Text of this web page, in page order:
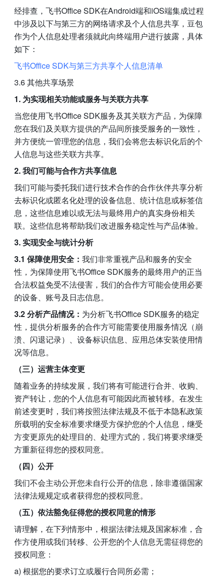
经排查，飞书Office SDK在Android端和iOS端集成过程
中涉及以下与第三方的网络请求及个人信息共享，豆包
作为个人信息处理者须就此向终端用户进行披露，具体
如下：
飞书Office SDK与第三方共享个人信息清单
3.6 其他共享场景
1. 为实现相关功能或服务与关联方共享
当您使用飞书Office SDK服务及其关联方产品，为保障
您在我们及关联方提供的产品间所接受服务的一致性，
并方便统一管理您的信息，我们会将您去标识化后的个
人信息与这些关联方共享。
2. 我们可能与合作方共享信息
我们可能与委托我们进行技术合作的合作伙伴共享分析
去标识化或匿名化处理的设备信息、统计信息或标签信
息，这些信息难以或无法与最终用户的真实身份相关
联。这些信息将帮助我们改进服务稳定性与产品体验。
3. 实现安全与统计分析
3.1 保障使用安全： 我们非常重视产品和服务的安全
性，为保障使用飞书Office SDK服务的最终用户的正当
合法权益免受不法侵害，我们的合作方可能会使用必要
的设备、账号及日志信息。
3.2 分析产品情况： 为分析飞书Office SDK服务的稳定
性，提供分析服务的合作方可能需要使用服务情况（崩
溃、闪退记录）、设备标识信息、应用总体安装使用情
况等信息。
（三）运营主体变更
随着业务的持续发展，我们将有可能进行合并、收购、
资产转让，您的个人信息有可能因此而被转移。在发生
前述变更时，我们将按照法律法规及不低于本隐私政策
所载明的安全标准要求继受方保护您的个人信息，继受
方变更原先的处理目的、处理方式的，我们将要求继受
方重新征得您的授权同意。
（四）公开
我们不会主动公开您未自行公开的信息，除非遵循国家
法律法规规定或者获得您的授权同意。
（五）依法豁免征得您的授权同意的情形
请理解，在下列情形中，根据法律法规及国家标准，合
作方使用或我们转移、公开您的个人信息无需征得您的
授权同意：
a) 根据您的要求订立或履行合同所必需；